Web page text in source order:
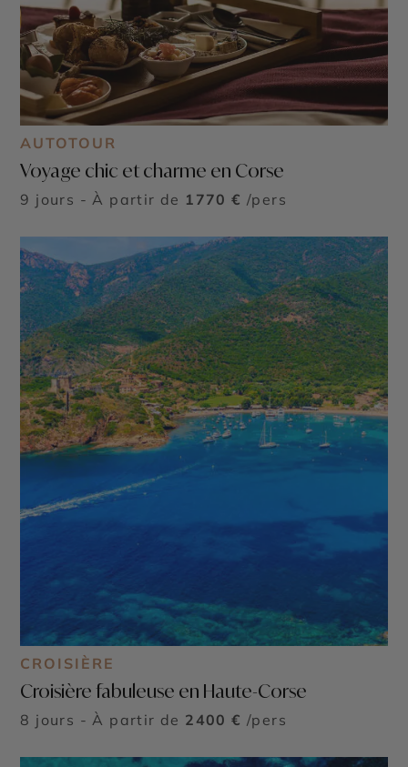
AUTOTOUR
Voyage chic et charme en Corse
9 jours - À partir de 1770 € /pers
CROISIÈRE
Croisière fabuleuse en Haute-Corse
8 jours - À partir de 2400 € /pers